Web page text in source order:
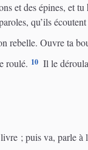
et des épines, et
qu’ils
rebelle. Ouvre ta
roulé. 10 Il le
; puis va, parle à